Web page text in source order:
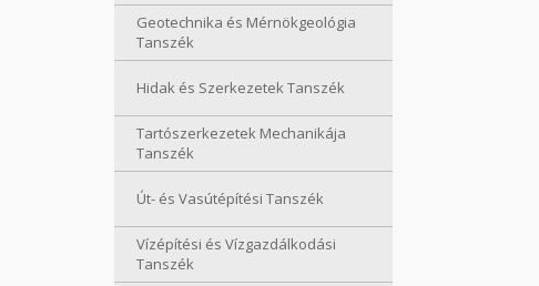
Geotechnika és Mérnökgeológia
Tanszék
Hidak és Szerkezetek Tanszék
Tartószerkezetek Mechanikája
Tanszék
Út- és Vasútépítési Tanszék
Vízépítési és Vízgazdálkodási
Tanszék